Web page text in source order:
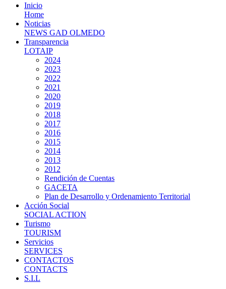
Inicio
Home
Noticias
NEWS GAD OLMEDO
Transparencia
LOTAIP
2024
2023
2022
2021
2020
2019
2018
2017
2016
2015
2014
2013
2012
Rendición de Cuentas
GACETA
Plan de Desarrollo y Ordenamiento Territorial
Acción Social
SOCIAL ACTION
Turismo
TOURISM
Servicios
SERVICES
CONTACTOS
CONTACTS
S.I.L